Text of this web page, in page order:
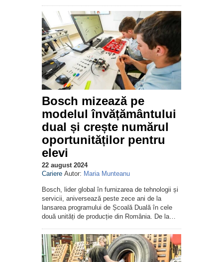
Bosch mizează pe
modelul învățământului
dual și crește numărul
oportunităților pentru
elevi
22 august 2024
Cariere Autor: Maria Munteanu
Bosch, lider global în furnizarea de tehnologii și
servicii, aniversează peste zece ani de la
lansarea programului de Școală Duală în cele
două unități de producție din România. De la…